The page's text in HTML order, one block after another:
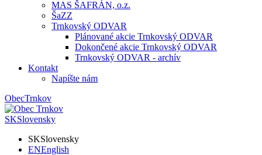
MAS ŠAFRÁN, o.z.
ŠaZZ
Trnkovský ODVAR
Plánované akcie Trnkovský ODVAR
Dokončené akcie Trnkovský ODVAR
Trnkovský ODVAR - archív
Kontakt
Napíšte nám
ObecTrnkov
SKSlovensky
SKSlovensky
ENEnglish